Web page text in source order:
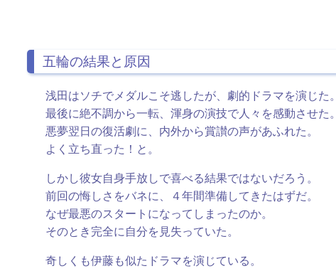
五輪の結果と原因
浅田はソチでメダルこそ逃したが、劇的ドラマを演じた。
最後に絶不調から一転、渾身の演技で人々を感動させた。
悪夢翌日の復活劇に、内外から賞讃の声があふれた。
よく立ち直った！と。
しかし彼女自身手放しで喜べる結果ではないだろう。
前回の悔しさをバネに、４年間準備してきたはずだ。
なぜ最悪のスタートになってしまったのか。
そのとき完全に自分を見失っていた。
奇しくも伊藤も似たドラマを演じている。